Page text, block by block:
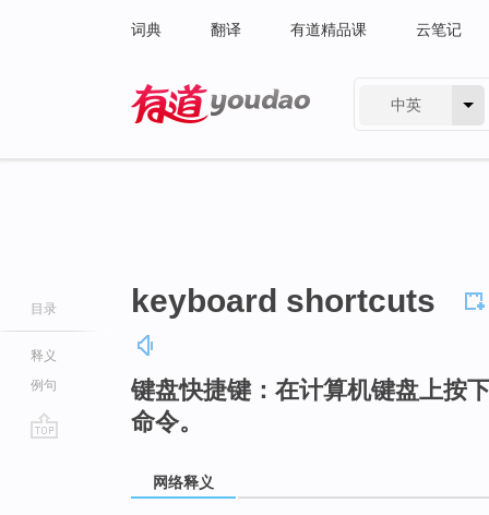
词典 翻译 有道精品课 云笔记
中英
目录
释义
例句
keyboard shortcuts
键盘快捷键：在计算机键盘上按
命令。
网络释义